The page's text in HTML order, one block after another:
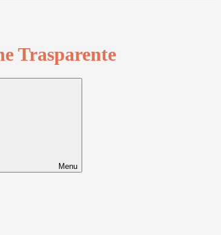
Trasparente
Menu